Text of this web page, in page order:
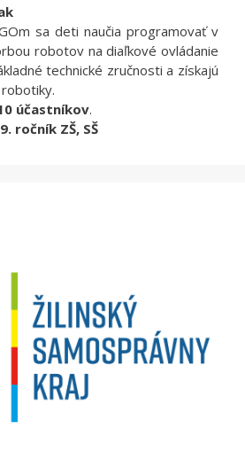
sa deti naučia programovať v
robotov na diaľkové ovládanie
technické zručnosti a získajú
účastníkov.
ročník ZŠ, SŠ